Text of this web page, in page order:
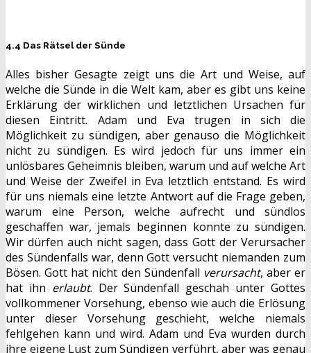
4.4 Das Rätsel der Sünde
Alles bisher Gesagte zeigt uns die Art und Weise, auf
welche die Sünde in die Welt kam, aber es gibt uns keine
Erklärung der wirklichen und letztlichen Ursachen für
diesen Eintritt. Adam und Eva trugen in sich die
Möglichkeit zu sündigen, aber genauso die Möglichkeit
nicht zu sündigen. Es wird jedoch für uns immer ein
unlösbares Geheimnis bleiben, warum und auf welche Art
und Weise der Zweifel in Eva letztlich entstand. Es wird
für uns niemals eine letzte Antwort auf die Frage geben,
warum eine Person, welche aufrecht und sündlos
geschaffen war, jemals beginnen konnte zu sündigen.
Wir dürfen auch nicht sagen, dass Gott der Verursacher
des Sündenfalls war, denn Gott versucht niemanden zum
Bösen. Gott hat nicht den Sündenfall verursacht, aber er
hat ihn erlaubt. Der Sündenfall geschah unter Gottes
vollkommener Vorsehung, ebenso wie auch die Erlösung
unter dieser Vorsehung geschieht, welche niemals
fehlgehen kann und wird. Adam und Eva wurden durch
ihre eigene Lust zum Sündigen verführt, aber was genau